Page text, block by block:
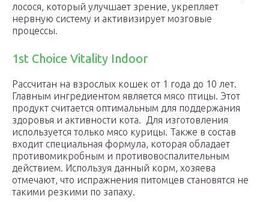
лосося, который улучшает зрение, укрепляет
нервную систему и активизирует мозговые
процессы.
1st Choice Vitality Indoor
Рассчитан на взрослых кошек от 1 года до 10 лет.
Главным ингредиентом является мясо птицы. Этот
продукт считается оптимальным для поддержания
здоровья и активности кота. Для изготовления
используется только мясо курицы. Также в состав
входит специальная формула, которая обладает
противомикробным и противовоспалительным
действием. Используя данный корм, хозяева
отмечают, что испражнения питомцев становятся не
такими резкими по запаху.